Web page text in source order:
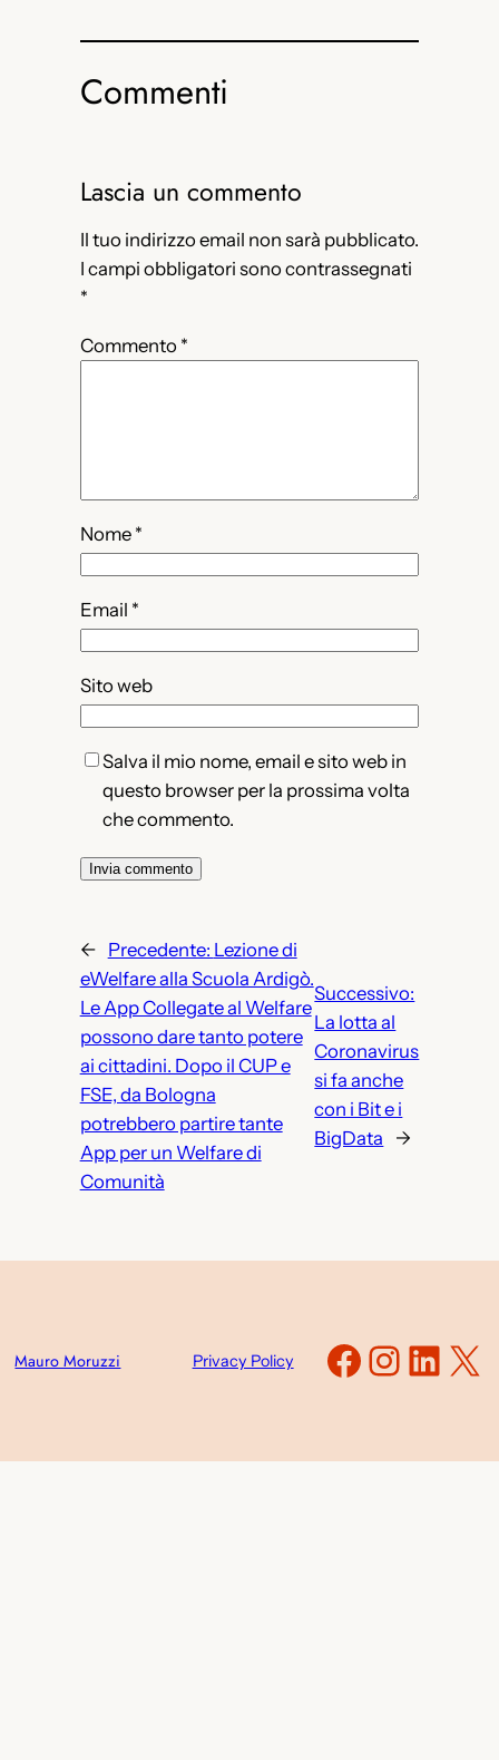
Commenti
Lascia un commento
Il tuo indirizzo email non sarà pubblicato.
I campi obbligatori sono contrassegnati
*
Commento *
Nome *
Email *
Sito web
Salva il mio nome, email e sito web in
questo browser per la prossima volta
che commento.
← Precedente: Lezione di
eWelfare alla Scuola Ardigò.
Le App Collegate al Welfare
possono dare tanto potere
ai cittadini. Dopo il CUP e
FSE, da Bologna
potrebbero partire tante
App per un Welfare di
Comunità
Successivo:
La lotta al
Coronavirus
si fa anche
con i Bit e i
BigData
→
Mauro Moruzzi Privacy Policy X